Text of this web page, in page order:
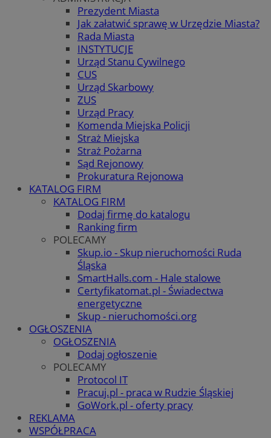
Prezydent Miasta
Jak załatwić sprawę w Urzędzie Miasta?
Rada Miasta
INSTYTUCJE
Urząd Stanu Cywilnego
CUS
Urząd Skarbowy
ZUS
Urząd Pracy
Komenda Miejska Policji
Straż Miejska
Straż Pożarna
Sąd Rejonowy
Prokuratura Rejonowa
KATALOG FIRM
KATALOG FIRM
Dodaj firmę do katalogu
Ranking firm
POLECAMY
Skup.io - Skup nieruchomości Ruda
Śląska
SmartHalls.com - Hale stalowe
Certyfikatomat.pl - Świadectwa
energetyczne
Skup - nieruchomości.org
OGŁOSZENIA
OGŁOSZENIA
Dodaj ogłoszenie
POLECAMY
Protocol IT
Pracuj.pl - praca w Rudzie Śląskiej
GoWork.pl - oferty pracy
REKLAMA
WSPÓŁPRACA